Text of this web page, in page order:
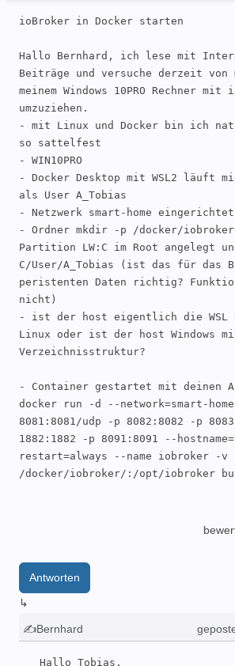
ioBroker in Docker starten
Hallo Bernhard, ich lese mit
Beiträge und versuche derzeit von
meinem Windows 10PRO Rechner mit
umzuziehen.
- mit Linux und Docker bin ich
so sattelfest
- WIN10PRO
- Docker Desktop mit WSL2 läuft
als User A_Tobias
- Netzwerk smart-home eingerichtet
- Ordner mkdir -p /docker/iobroker
Partition LW:C im Root angelegt
C/User/A_Tobias (ist das für das
peristenten Daten richtig?
nicht)
- ist der host eigentlich die WSL
Linux oder ist der host Windows
Verzeichnisstruktur?
- Container gestartet mit deinen
docker run -d --network=smart-
8081:8081/udp -p 8082:8082 -p
1882:1882 -p 8091:8091 --
restart=always --name iobroker -v
/docker/iobroker/:/opt/iobroker
- über localhost:8081 kann ich
die Daten bleiben aber nicht
aus welchem Grund auch immer
ins host Verzeichnis /docker/
werden
- lt. buanet-block kann man auch
/docker/iobroker legen um die
Antworten
↳
✍Bernhard
Hallo Tobias,